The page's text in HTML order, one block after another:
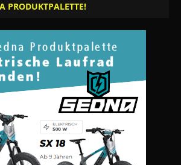
PRODUKTPALETTE!